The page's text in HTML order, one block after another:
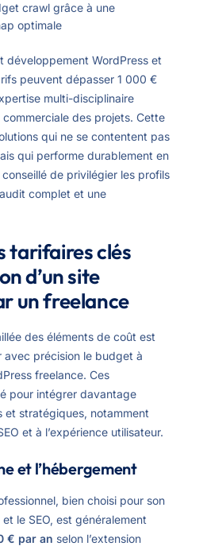
crawl grâce à une
optimale
développement WordPress et
peuvent dépasser 1 000 €
multi-disciplinaire
commerciale des projets. Cette
qui ne se contentent pas
qui performe durablement en
de privilégier les profils
complet et une
tarifaires clés
d’un site
un freelance
des éléments de coût est
avec précision le budget à
freelance. Ces
pour intégrer davantage
et stratégiques, notamment
et à l’expérience utilisateur.
et l’hébergement
bien choisi pour son
le SEO, est généralement
€ par an selon l’extension